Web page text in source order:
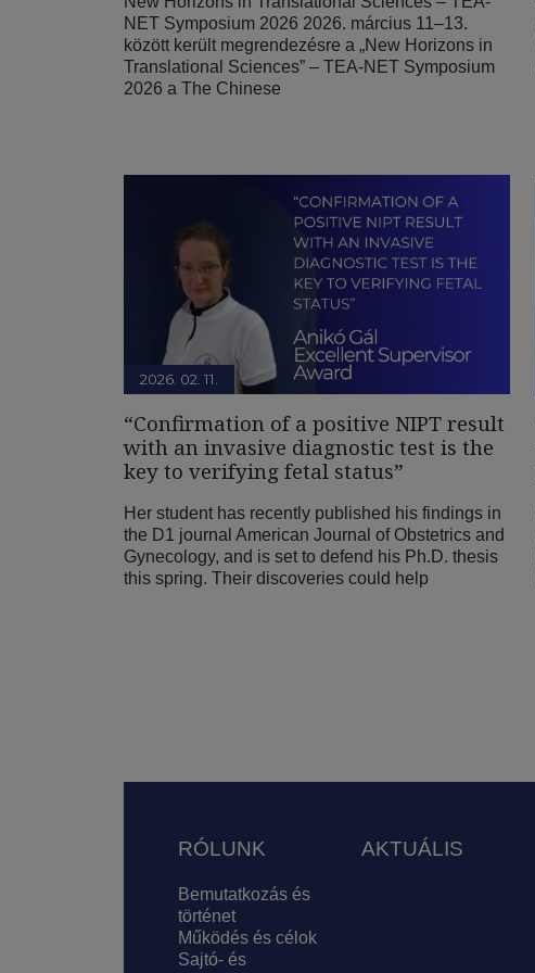
NET Symposium 2026 2026. március 11–13.
között került megrendezésre a „New Horizons in
Translational Sciences” – TEA-NET Symposium
2026 a The Chinese
2026. 02. 11.
“Confirmation of a positive NIPT result
with an invasive diagnostic test is the
key to verifying fetal status”
Her student has recently published his findings in
the D1 journal American Journal of Obstetrics and
Gynecology, and is set to defend his Ph.D. thesis
this spring. Their discoveries could help
Lábléc
RÓLUNK
Bemutatkozás és
történet
Működés és célok
Sajtó- és
AKTUÁLIS